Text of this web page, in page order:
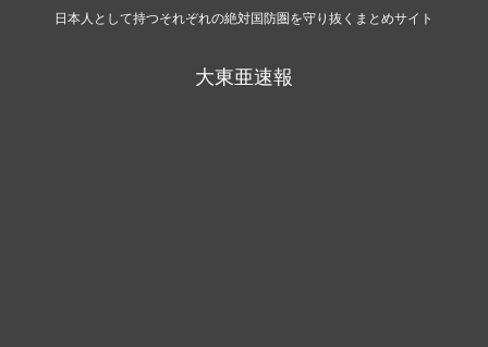
日本人として持つそれぞれの絶対国防圏を守り抜くまとめサイト
大東亜速報